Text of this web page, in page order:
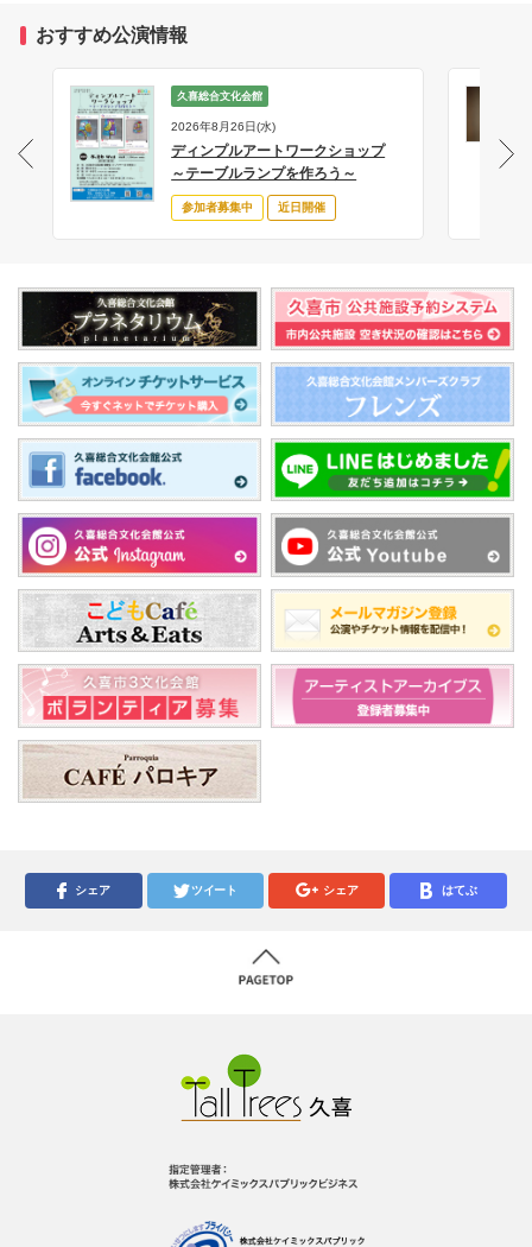
おすすめ公演情報
久喜総合文化会館
2026年8月26日(水)
ディンプルアートワークショップ
～テーブルランプを作ろう～
参加者募集中 近日開催
シェア ツイート シェア はてぶ